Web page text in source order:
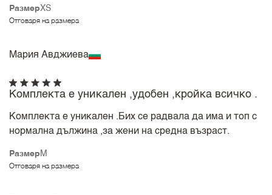
РазмерXS
Отговаря на размера
Мария Авджиева
Размер M
Отговаря на размера
Комплекта е уникален ,удобен ,кройка всичко .
Комплекта е уникален .Бих се радвала да има и топ с
нормална дължина ,за жени на средна възраст.